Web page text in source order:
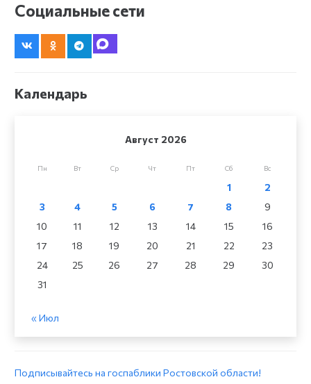
Социальные сети
Календарь
Август 2026
Пн Вт Ср Чт Пт Сб Вс
1
2
3
4 5 6 7 8
9
10
11 12 13 14 15
16
17
18 19 20 21 22
23
24
25 26 27 28 29
30
31
« Июл
Подписывайтесь на госпаблики Ростовской области!